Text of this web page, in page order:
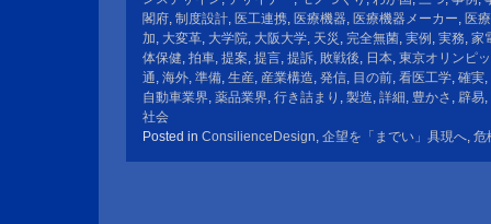
閣府, 制度設計, 医工連携, 医療機器, 医療機器メーカー, 医
加, 大変革, 大学院, 大阪大学, 天災 , 完全無菌, 実例 , 実務, 家
体保健, 拍車, 提案, 提言, 提訴, 敗戦後, 日本, 東京オリンピ
通, 海外, 準備, 生産, 産業構造, 発信, 目の前, 看医工学, 確実,
自動車業界, 薬品業界, 行き詰まり , 製造, 詳細, 豊かさ , 辟易,
社会
Posted in ConsilienceDesign, 企望を「までい」具現へ, 危